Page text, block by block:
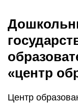
«центр
Центр